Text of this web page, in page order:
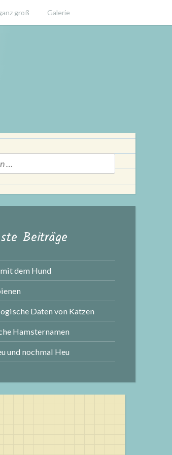
groß Galerie
Beiträge
dem Hund
Daten von Katzen
Hamsternamen
und nochmal Heu